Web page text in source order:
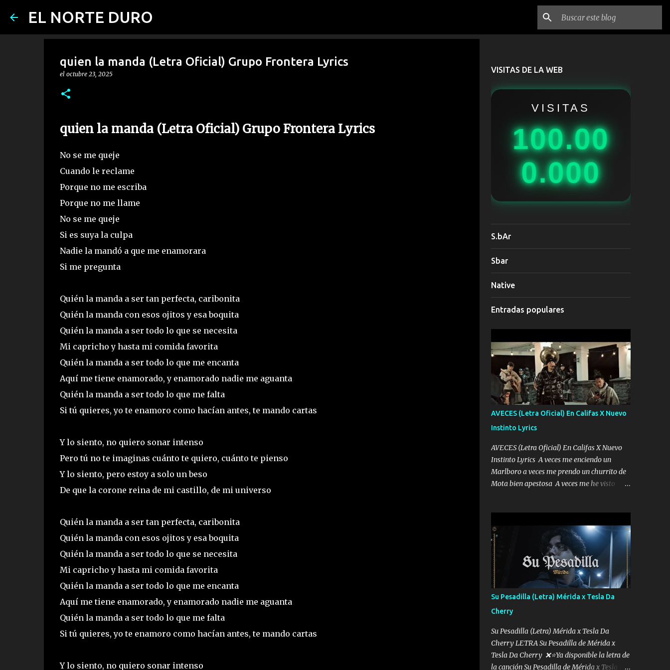
EL NORTE DURO
quien la manda (Letra Oficial) Grupo Frontera Lyrics
el octubre 23, 2025
quien la manda (Letra Oficial) Grupo Frontera Lyrics
No se me queje
Cuando le reclame
Porque no me escriba
Porque no me llame
No se me queje
Si es suya la culpa
Nadie la mandó a que me enamorara
Si me pregunta
Quién la manda a ser tan perfecta, caribonita
Quién la manda con esos ojitos y esa boquita
Quién la manda a ser todo lo que se necesita
Mi capricho y hasta mi comida favorita
Quién la manda a ser todo lo que me encanta
Aquí me tiene enamorado, y enamorado nadie me aguanta
Quién la manda a ser todo lo que me falta
Si tú quieres, yo te enamoro como hacían antes, te mando cartas
Y lo siento, no quiero sonar intenso
Pero tú no te imaginas cuánto te quiero, cuánto te pienso
Y lo siento, pero estoy a solo un beso
De que la corone reina de mi castillo, de mi universo
Quién la manda a ser tan perfecta, caribonita
Quién la manda con esos ojitos y esa boquita
Quién la manda a ser todo lo que se necesita
Mi capricho y hasta mi comida favorita
Quién la manda a ser todo lo que me encanta
Aquí me tiene enamorado, y enamorado nadie me aguanta
Quién la manda a ser todo lo que me falta
Si tú quieres, yo te enamoro como hacían antes, te mando cartas
Y lo siento, no quiero sonar intenso
VISITAS DE LA WEB
VISITAS
100.00
0.000
S.bAr
Sbar
Native
Entradas populares
AVECES (Letra Oficial) En Califas X Nuevo
Instinto Lyrics
AVECES (Letra Oficial) En Califas X Nuevo
Instinto Lyrics A veces me enciendo un
Marlboro a veces me prendo un churrito de
Mota bien apestosa A veces me he visto
me mandó yo tengo el control a todos yo les
paro el dedo soy hocicon un malcriado un
malandrón Que Les importa no saben nada
falsas las risas las que me miran hay gente
corriente no quieren verte subir de level
trucha mis plebes Música A veces me pongo
un sombrero a veces me ven la cachucha de
lado con la mirada siempre en alto A veces
me fajó una super o a veces me fajó una
Glock siempre armado todas las
generaciones yo traigo El chiste es que hago
lo que quiero pues así soy me mandó yo
Su Pesadilla (Letra) Mérida x Tesla Da
Cherry
Su Pesadilla (Letra) Mérida x Tesla Da
Cherry LETRA Su Pesadilla de Mérida x
Tesla Da Cherry ❌⭐Ya disponible la letra de
la canción Su Pesadilla de Mérida x Tesla Da